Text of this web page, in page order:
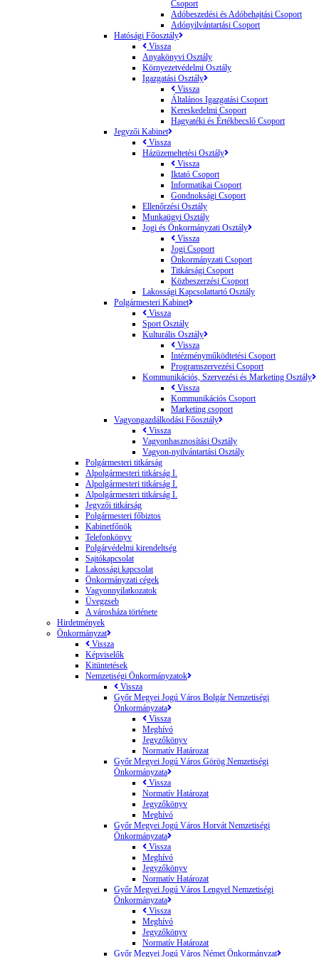
Csoport
Adóbeszedési és Adóbehajtási Csoport
Adónyilvántartási Csoport
Hatósági Főosztály
Vissza
Anyakönyvi Osztály
Környezetvédelmi Osztály
Igazgatási Osztály
Vissza
Általános Igazgatási Csoport
Kereskedelmi Csoport
Hagyatéki és Értékbecslő Csoport
Jegyzői Kabinet
Vissza
Házüzemeltetési Osztály
Vissza
Iktató Csoport
Informatikai Csoport
Gondnoksági Csoport
Ellenőrzési Osztály
Munkaügyi Osztály
Jogi és Önkormányzati Osztály
Vissza
Jogi Csoport
Önkormányzati Csoport
Titkársági Csoport
Közbeszerzési Csoport
Lakossági Kapcsolattartó Osztály
Polgármesteri Kabinet
Vissza
Sport Osztály
Kulturális Osztály
Vissza
Intézményműködtetési Csoport
Programszervezési Csoport
Kommunikációs, Szervezési és Marketing Osztály
Vissza
Kommunikációs Csoport
Marketing csoport
Vagyongazdálkodási Főosztály
Vissza
Vagyonhasznosítási Osztály
Vagyon-nyilvántartási Osztály
Polgármesteri titkárság
Alpolgármesteri titkárság I.
Alpolgármesteri titkárság I.
Alpolgármesteri titkárság I.
Jegyzői titkárság
Polgármesteri főbiztos
Kabinetfőnök
Telefonkönyv
Polgárvédelmi kirendeltség
Sajtókapcsolat
Lakossági kapcsolat
Önkormányzati cégek
Vagyonnyilatkozatok
Üvegzseb
A városháza története
Hirdetmények
Önkormányzat
Vissza
Képviselők
Kitüntetések
Nemzetiségi Önkormányzatok
Vissza
Győr Megyei Jogú Város Bolgár Nemzetiségi
Önkormányzata
Vissza
Meghívó
Jegyzőkönyv
Normatív Határozat
Győr Megyei Jogú Város Görög Nemzetiségi
Önkormányzata
Vissza
Normatív Határozat
Jegyzőkönyv
Meghívó
Győr Megyei Jogú Város Horvát Nemzetiségi
Önkormányzata
Vissza
Meghívó
Jegyzőkönyv
Normatív Határozat
Győr Megyei Jogú Város Lengyel Nemzetiségi
Önkormányzata
Vissza
Meghívó
Jegyzőkönyv
Normatív Határozat
Győr Megyei Jogú Város Német Önkormányzat